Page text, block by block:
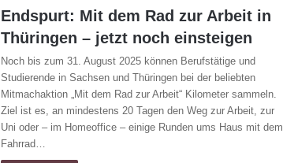
Endspurt: Mit dem Rad zur Arbeit in
Thüringen – jetzt noch einsteigen
Noch bis zum 31. August 2025 können Berufstätige und
Studierende in Sachsen und Thüringen bei der beliebten
Mitmachaktion „Mit dem Rad zur Arbeit“ Kilometer sammeln.
Ziel ist es, an mindestens 20 Tagen den Weg zur Arbeit, zur
Uni oder – im Homeoffice – einige Runden ums Haus mit dem
Fahrrad…